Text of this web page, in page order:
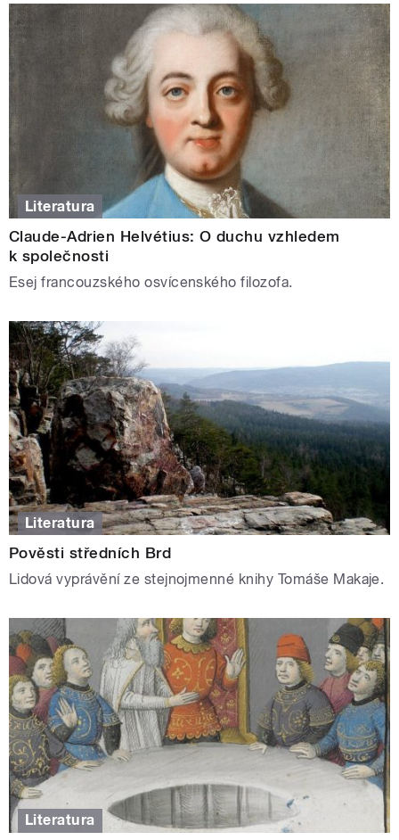
Literatura
Claude-Adrien Helvétius: O duchu vzhledem
k společnosti
Esej francouzského osvícenského filozofa.
Literatura
Pověsti středních Brd
Lidová vyprávění ze stejnojmenné knihy Tomáše Makaje.
Literatura